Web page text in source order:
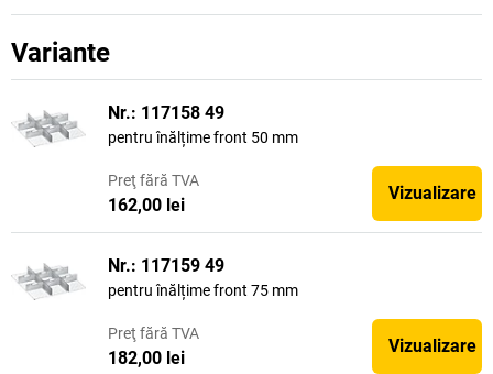
Variante
Nr.: 117158 49
pentru înălțime front 50 mm
Preţ fără TVA
162,00 lei
Vizualizare
Nr.: 117159 49
pentru înălțime front 75 mm
Preţ fără TVA
182,00 lei
Vizualizare